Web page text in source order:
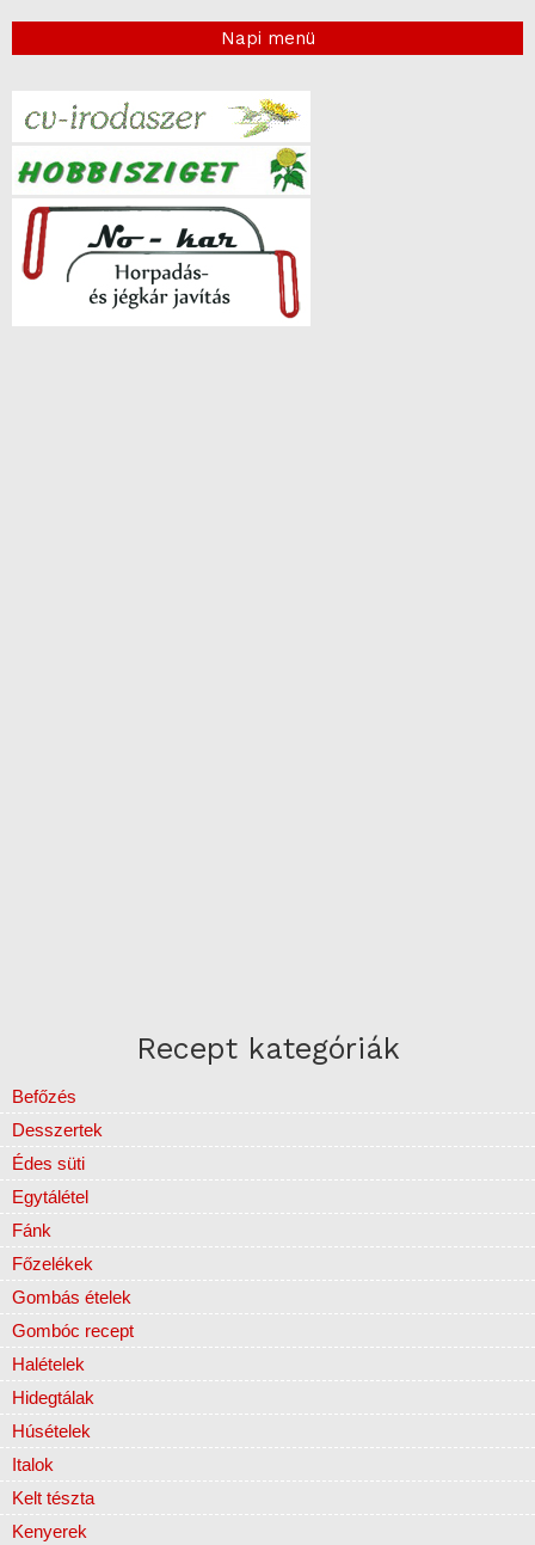
Napi menü
Recept kategóriák
Befőzés
Desszertek
Édes süti
Egytálétel
Fánk
Főzelékek
Gombás ételek
Gombóc recept
Halételek
Hidegtálak
Húsételek
Italok
Kelt tészta
Kenyerek